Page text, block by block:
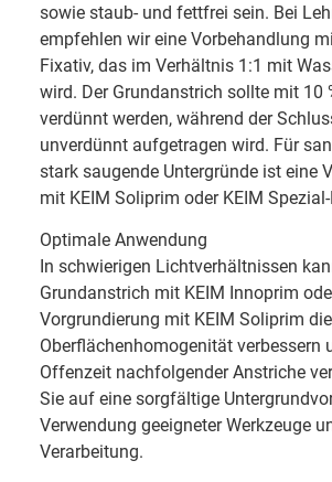
sowie staub- und fettfrei sein. Bei
empfehlen wir eine Vorbehandlung
Fixativ, das im Verhältnis 1:1 mit
wird. Der Grundanstrich sollte mit 10
verdünnt werden, während der
unverdünnt aufgetragen wird. Für
stark saugende Untergründe ist eine
mit KEIM Soliprim oder KEIM
Optimale Anwendung
In schwierigen Lichtverhältnissen
Grundanstrich mit KEIM Innoprim
Vorgrundierung mit KEIM Soliprim die
Oberflächenhomogenität verbessern
Offenzeit nachfolgender Anstriche
Sie auf eine sorgfältige
Verwendung geeigneter Werkzeuge
Verarbeitung.